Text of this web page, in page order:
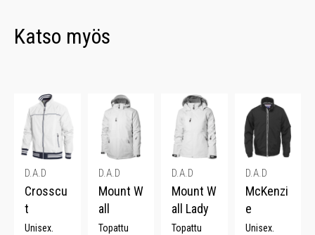
Katso myös
D.A.D
Crosscu
t
Unisex.
D.A.D
Mount W
all
Topattu
D.A.D
Mount W
all Lady
Topattu
D.A.D
McKenzi
e
Unisex.